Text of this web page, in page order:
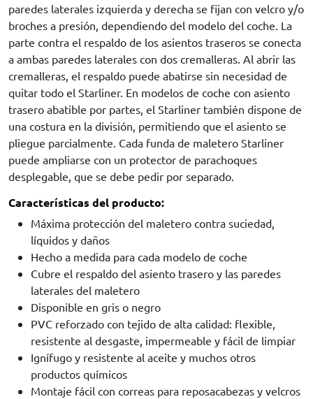
paredes laterales izquierda y derecha se fijan con velcro y/o
broches a presión, dependiendo del modelo del coche. La
parte contra el respaldo de los asientos traseros se conecta
a ambas paredes laterales con dos cremalleras. Al abrir las
cremalleras, el respaldo puede abatirse sin necesidad de
quitar todo el Starliner. En modelos de coche con asiento
trasero abatible por partes, el Starliner también dispone de
una costura en la división, permitiendo que el asiento se
pliegue parcialmente. Cada funda de maletero Starliner
puede ampliarse con un protector de parachoques
desplegable, que se debe pedir por separado.
Características del producto:
Máxima protección del maletero contra suciedad,
líquidos y daños
Hecho a medida para cada modelo de coche
Cubre el respaldo del asiento trasero y las paredes
laterales del maletero
Disponible en gris o negro
PVC reforzado con tejido de alta calidad: flexible,
resistente al desgaste, impermeable y fácil de limpiar
Ignífugo y resistente al aceite y muchos otros
productos químicos
Montaje fácil con correas para reposacabezas y velcros